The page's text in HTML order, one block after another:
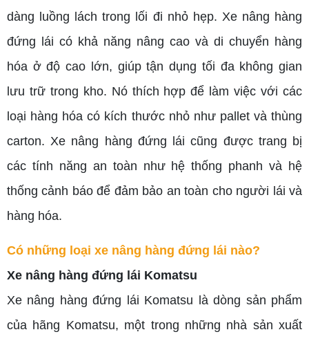
dàng luồng lách trong lối đi nhỏ hẹp. Xe nâng hàng
đứng lái có khả năng nâng cao và di chuyển hàng
hóa ở độ cao lớn, giúp tận dụng tối đa không gian
lưu trữ trong kho. Nó thích hợp để làm việc với các
loại hàng hóa có kích thước nhỏ như pallet và thùng
carton. Xe nâng hàng đứng lái cũng được trang bị
các tính năng an toàn như hệ thống phanh và hệ
thống cảnh báo để đảm bảo an toàn cho người lái và
hàng hóa.
Có những loại xe nâng hàng đứng lái nào?
Xe nâng hàng đứng lái Komatsu
Xe nâng hàng đứng lái Komatsu là dòng sản phẩm
của hãng Komatsu, một trong những nhà sản xuất